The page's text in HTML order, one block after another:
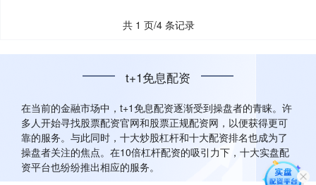
共 1 页/4 条记录
t+1免息配资
在当前的金融市场中，t+1免息配资逐渐受到操盘者的青睐。许
多人开始寻找股票配资官网和股票正规配资网，以便获得更可
靠的服务。与此同时，十大炒股杠杆和十大配资排名也成为了
操盘者关注的焦点。在10倍杠杆配资的吸引力下，十大实盘配
资平台也纷纷推出相应的服务。